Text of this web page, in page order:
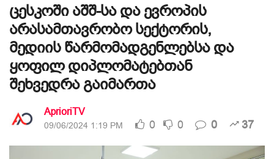
ცესკოში აშშ-სა და ევროპის
არასამთავრობო სექტორის,
მედიის წარმომადგენლებსა და
ყოფილ დიპლომატებთან
შეხვედრა გაიმართა
AprioriTV
09/06/2024 1:19 PM 0 0 0 37